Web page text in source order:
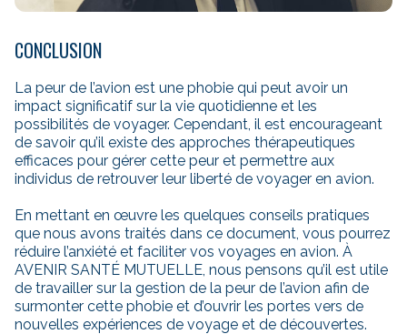
CONCLUSION
La peur de l’avion est une phobie qui peut avoir un
impact significatif sur la vie quotidienne et les
possibilités de voyager. Cependant, il est encourageant
de savoir qu’il existe des approches thérapeutiques
efficaces pour gérer cette peur et permettre aux
individus de retrouver leur liberté de voyager en avion.
En mettant en œuvre les quelques conseils pratiques
que nous avons traités dans ce document, vous pourrez
réduire l’anxiété et faciliter vos voyages en avion. À
AVENIR SANTÉ MUTUELLE, nous pensons qu’il est utile
de travailler sur la gestion de la peur de l’avion afin de
surmonter cette phobie et d’ouvrir les portes vers de
nouvelles expériences de voyage et de découvertes.